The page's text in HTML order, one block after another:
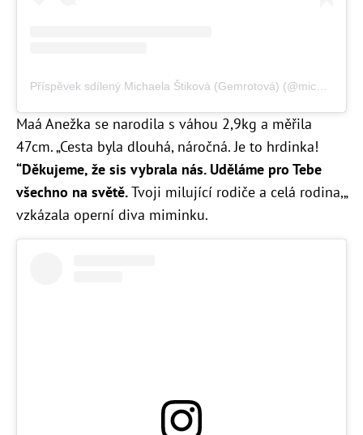
Maá Anežka se narodila s váhou 2,9kg a měřila
47cm. „Cesta byla dlouhá, náročná. Je to hrdinka!
“Děkujeme, že sis vybrala nás. Uděláme pro Tebe
všechno na světě.Tvoji milující rodiče a celá rodina,„
vzkázala operní diva miminku.